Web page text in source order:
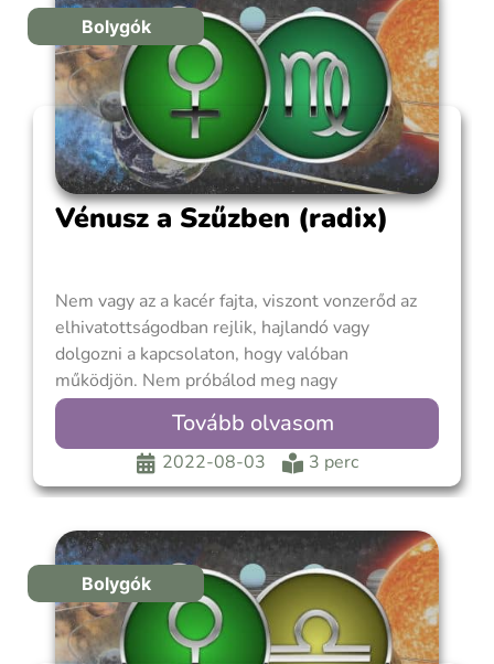
Bolygók
Vénusz a Szűzben (radix)
Nem vagy az a kacér fajta, viszont vonzerőd az
elhivatottságodban rejlik, hajlandó vagy
dolgozni a kapcsolaton, hogy valóban
működjön. Nem próbálod meg nagy
ajándékokkal vagy ígéretekkel lenyűgözni a
másikat. Ajándékaid kevésbé mutatósak, de
talán sokkal nagylelkűbbek, az odaadás és a
társadra vonatkozó részletekre való odafigyelés
Tovább olvasom
2022-08-03 3 perc
Bolygók